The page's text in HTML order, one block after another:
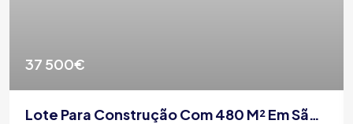
37 500€
Lote Para Construção Com 480 M² Em São Pedro Da Torre, Valença